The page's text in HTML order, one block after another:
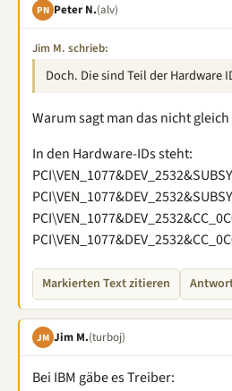
PN Peter N.(alv)
Jim M. schrieb:
Doch. Die sind Teil der Hardware
Warum sagt man das nicht
In den Hardware-IDs steht:
Markierten Text zitieren
JM Jim M.(turboj)
Bei IBM gäbe es Treiber: